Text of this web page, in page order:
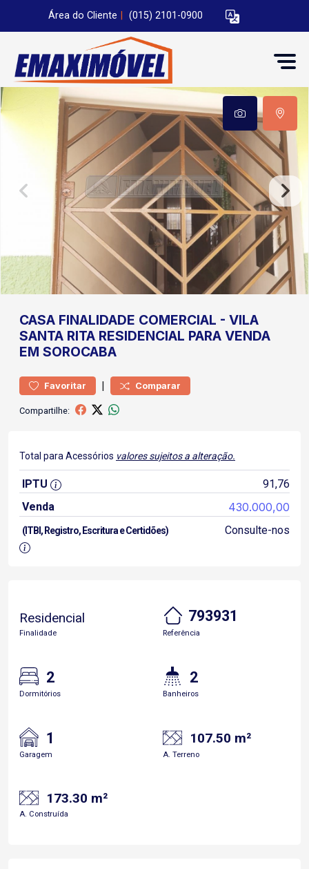
Área do Cliente (015) 2101-0900
CASA FINALIDADE COMERCIAL - VILA
SANTA RITA RESIDENCIAL PARA VENDA
EM SOROCABA
Favoritar | Comparar
Compartilhe:
Total para Acessórios valores sujeitos a alteração.
IPTU
91,76
Venda
430.000,00
(ITBI, Registro, Escritura e Certidões) Consulte-nos
Residencial
Finalidade
793931
Referência
2
Dormitórios
2
Banheiros
1
Garagem
107.50 m²
A. Terreno
173.30 m²
A. Construída